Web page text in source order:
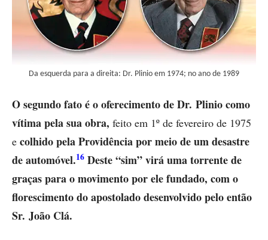
Da esquerda para a direita: Dr. Plinio em 1974; no ano de 1989
O segundo fato é o oferecimento de Dr. Plinio como
vítima pela sua obra, feito em 1º de fevereiro de 1975
e colhido pela Providência por meio de um desastre
de automóvel.16 Deste “sim” virá uma torrente de
graças para o movimento por ele fundado, com o
florescimento do apostolado desenvolvido pelo então
Sr. João Clá.